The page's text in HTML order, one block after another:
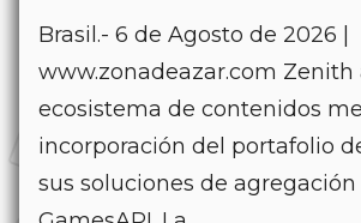
Brasil.- 6 de Agosto de 2026 |
www.zonadeazar.com Zenith
ecosistema de contenidos
incorporación del portafolio
sus soluciones de agregación